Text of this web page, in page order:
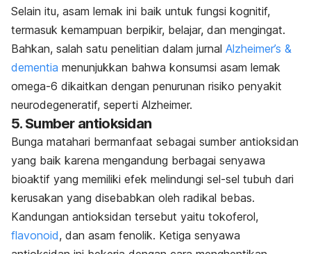
Selain itu, asam lemak ini baik untuk fungsi kognitif,
termasuk kemampuan berpikir, belajar, dan mengingat.
Bahkan, salah satu penelitian dalam jurnal Alzheimer’s &
dementia menunjukkan bahwa konsumsi asam lemak
omega-6 dikaitkan dengan penurunan risiko penyakit
neurodegeneratif, seperti Alzheimer.
5. Sumber antioksidan
Bunga matahari bermanfaat sebagai sumber antioksidan
yang baik karena mengandung berbagai senyawa
bioaktif yang memiliki efek melindungi sel-sel tubuh dari
kerusakan yang disebabkan oleh radikal bebas.
Kandungan antioksidan tersebut yaitu tokoferol,
flavonoid, dan asam fenolik. Ketiga senyawa